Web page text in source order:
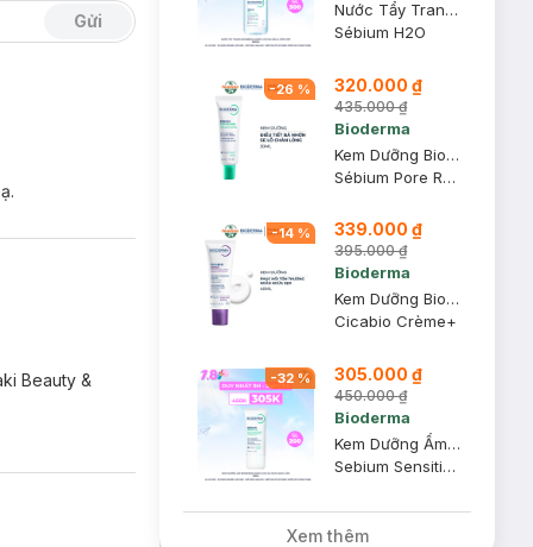
Gửi
Beauty &
Nước Tẩy Trang Bioderma Dành Cho Da Dầu & Hỗn Hợp 500ml
Sébium H2O
-26 % 320.000 ₫
435.000 ₫
Bioderma
Kem Dưỡng Bioderma Giúp Se Khít Lỗ Chân Lông 30ml
Sébium Pore Refiner
-14 % 339.000 ₫
395.000 ₫
Bioderma
Kem Dưỡng Bioderma Phục Hồi Da Tổn Thương Và Ngừa Sẹo 40ml
Cicabio Crème+
-32% 305.000 ₫
450.000 ₫
Bioderma
Kem Dưỡng Ẩm Bioderma Dành Cho Da Mụn, Nhạy Cảm 30ml
Sebium Sensitive Soothing Anti-Blemish Care
Xem thêm